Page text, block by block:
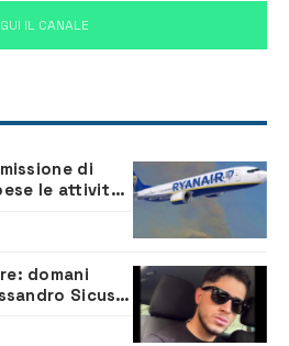
IL CANALE
di
le attività
domani
Sicuso,